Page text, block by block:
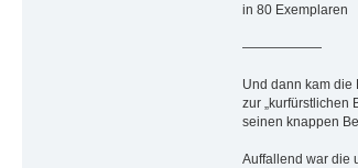
in 80 Exemplaren
——————
Und dann kam die
zur „kurfürstlichen
seinen knappen
Auffallend war die